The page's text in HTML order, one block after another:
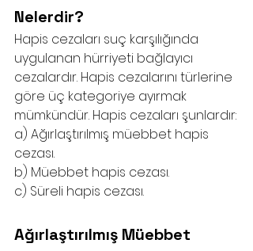
Nelerdir?
Hapis cezaları suç karşılığında
uygulanan hürriyeti bağlayıcı
cezalardır. Hapis cezalarını türlerine
göre üç kategoriye ayırmak
mümkündür. Hapis cezaları şunlardır:
a) Ağırlaştırılmış müebbet hapis
cezası.
b) Müebbet hapis cezası.
c) Süreli hapis cezası.
Ağırlaştırılmış Müebbet